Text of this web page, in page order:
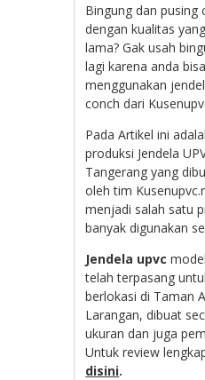
Bingung dan pusing
dengan kualitas
lama? Gak usah
lagi karena anda
menggunakan
conch dari
Pada Artikel ini
produksi Jendela
Tangerang yang
oleh tim
menjadi salah satu
banyak digunakan
Jendela upvc
telah terpasang
berlokasi di Taman
Larangan, dibuat
ukuran dan juga
Untuk review
disini.